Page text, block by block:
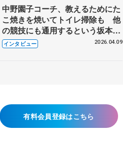
中野園子コーチ、教えるためにた
こ焼きを焼いてトイレ掃除も 他
の競技にも通用するという坂本花
織の筋肉
インタビュー 2026.04.09
有料会員登録はこちら